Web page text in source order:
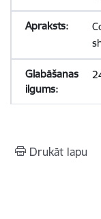
Drukāt lapu